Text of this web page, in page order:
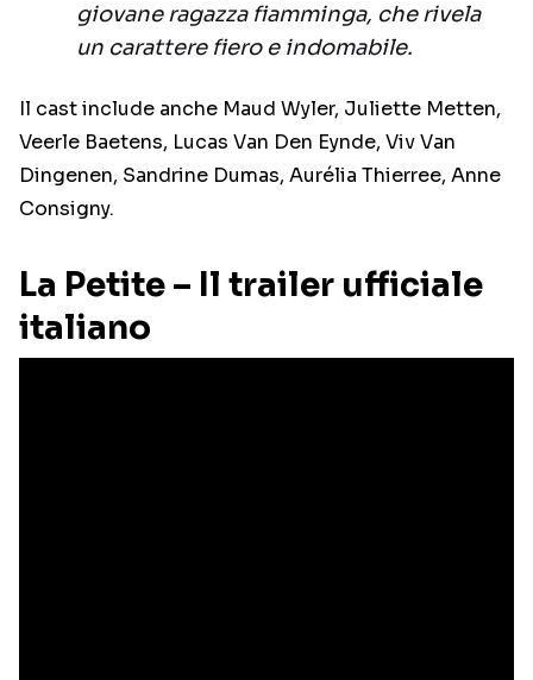
giovane ragazza fiamminga, che rivela
un carattere fiero e indomabile.
Il cast include anche Maud Wyler, Juliette Metten,
Veerle Baetens, Lucas Van Den Eynde, Viv Van
Dingenen, Sandrine Dumas, Aurélia Thierree, Anne
Consigny.
La Petite – Il trailer ufficiale
italiano